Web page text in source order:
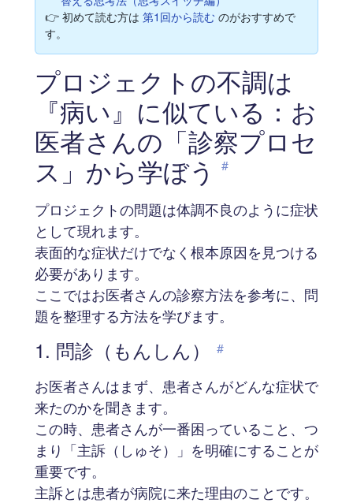
👉 初めて読む方は 第1回から読む のがおすすめで
す。
プロジェクトの不調は
『病い』に似ている：お
医者さんの「診察プロセ
ス」から学ぼう
#
プロジェクトの問題は体調不良のように症状
として現れます。
表面的な症状だけでなく根本原因を見つける
必要があります。
ここではお医者さんの診察方法を参考に、問
題を整理する方法を学びます。
1. 問診（もんしん） #
お医者さんはまず、患者さんがどんな症状で
来たのかを聞きます。
この時、患者さんが一番困っていること、つ
まり「主訴（しゅそ）」を明確にすることが
重要です。
主訴とは患者が病院に来た理由のことです。